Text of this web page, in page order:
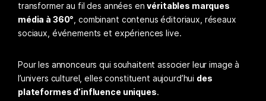
transformer au fil des années envéritables marques
média à 360° , combinant contenus éditoriaux, réseaux
sociaux, événements et expériences live.
Pour les annonceurs qui souhaitent associer leur image à
l’univers culturel, elles constituent aujourd’hui des
plateformes d’influence uniques.